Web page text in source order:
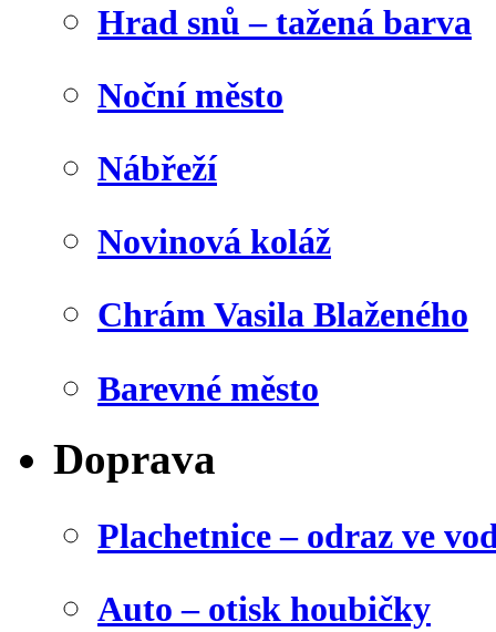
Hrad snů – tažená barva
Noční město
Nábřeží
Novinová koláž
Chrám Vasila Blaženého
Barevné město
Doprava
Plachetnice – odraz ve
Auto – otisk houbičky